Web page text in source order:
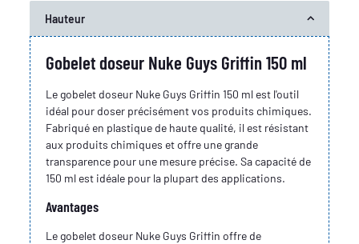
Hauteur
Gobelet doseur Nuke Guys Griffin 150 ml
Le gobelet doseur Nuke Guys Griffin 150 ml est l'outil
idéal pour doser précisément vos produits chimiques.
Fabriqué en plastique de haute qualité, il est résistant
aux produits chimiques et offre une grande
transparence pour une mesure précise. Sa capacité de
150 ml est idéale pour la plupart des applications.
Avantages
Le gobelet doseur Nuke Guys Griffin offre de